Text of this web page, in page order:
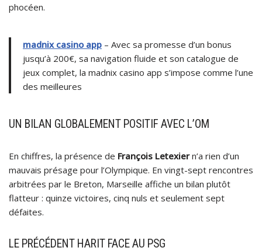
phocéen.
madnix casino app – Avec sa promesse d’un bonus
jusqu’à 200€, sa navigation fluide et son catalogue de
jeux complet, la madnix casino app s’impose comme l’une
des meilleures
UN BILAN GLOBALEMENT POSITIF AVEC L’OM
En chiffres, la présence de François Letexiern’a rien d’un
mauvais présage pour l’Olympique. En vingt-sept rencontres
arbitrées par le Breton, Marseille affiche un bilan plutôt
flatteur : quinze victoires, cinq nuls et seulement sept
défaites.
LE PRÉCÉDENT HARIT FACE AU PSG